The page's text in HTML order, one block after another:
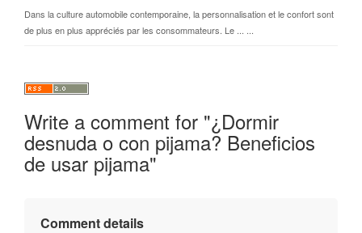
Dans la culture automobile contemporaine, la personnalisation et le confort sont
de plus en plus appréciés par les consommateurs. Le ... ...
Write a comment for "¿Dormir
desnuda o con pijama? Beneficios
de usar pijama"
Comment details